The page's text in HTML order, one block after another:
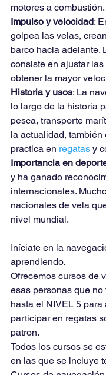
motores a combustión.
Impulso y velocidad:
golpea las velas,
barco hacia adelante.
consiste en ajustar
obtener la mayor
Historia y usos: La
lo largo de la historia
pesca, transporte
la actualidad,
practica en regatas y
Importancia en
y ha ganado
internacionales.
nacionales de vela
nivel mundial.
Iníciate en la
aprendiendo.
Ofrecemos cursos de
esas personas que
hasta el NIVEL 5
participar en regatas
patron.
Todos los cursos se
en las que se incluye